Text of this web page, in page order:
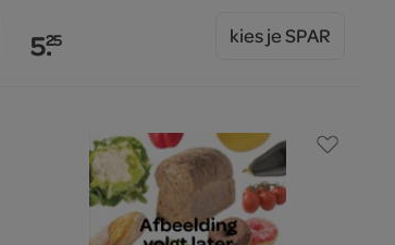
5.25 kies je SPAR